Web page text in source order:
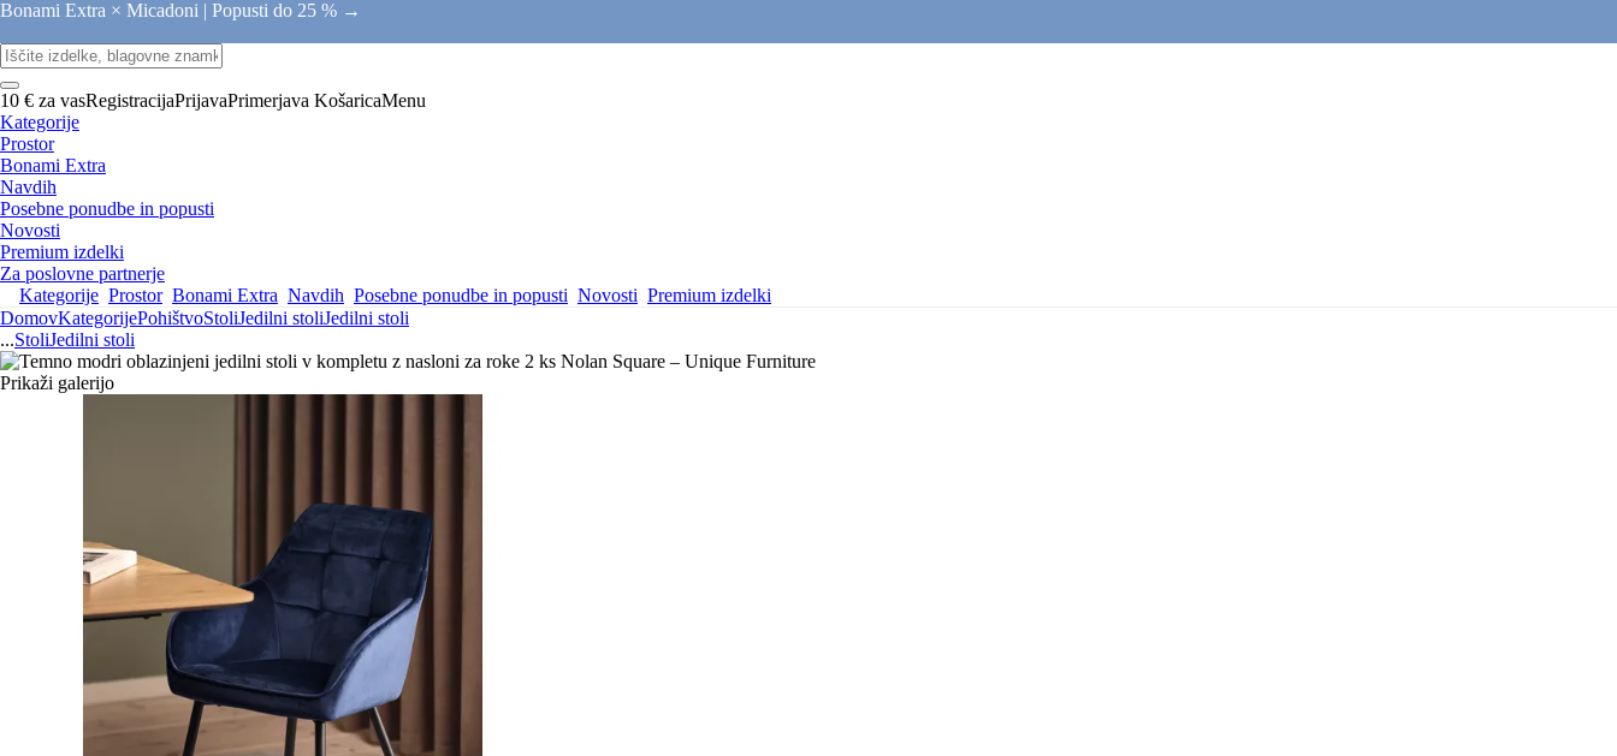
Bonami Extra × Micadoni | Popusti do 25 % →
10 € za vasRegistracijaPrijavaPrimerjava KošaricaMenu
Kategorije
Prostor
Bonami Extra
Navdih
Posebne ponudbe in popusti
Novosti
Premium izdelki
Za poslovne partnerje
Kategorije Prostor Bonami Extra Navdih Posebne ponudbe in popusti Novosti Premium izdelki
DomovKategorijePohištvoStoliJedilni stoliJedilni stoli
...StoliJedilni stoli
Prikaži galerijo